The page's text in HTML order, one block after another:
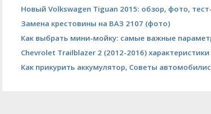
Новый Volkswagen Tiguan 2015: обзор, фото,
Замена крестовины на ВАЗ 2107 (фото)
Как выбрать мини-мойку: самые важные
Chevrolet Trailblazer 2 (2012-2016)
Как прикурить аккумулятор, Советы